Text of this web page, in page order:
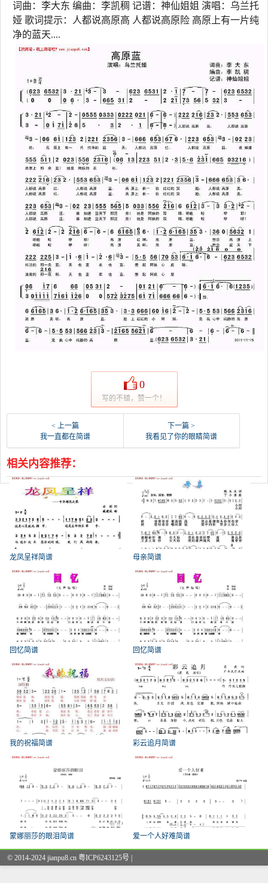
词曲：李大东 编曲：李凯稠 记谱：神仙姐姐 演唱：乌兰托
娅 歌词提示：人都说高原高 人都说高原险 高原上有一片纯
净的蓝天....
0
写的不错，赞一个！
< 上一篇
我一直都在简谱
下一篇 >
我看见了你的眼睛简谱
相关内容推荐：
龙凤呈祥简谱 母亲简谱
回忆简谱 回忆简谱
我的祝福简谱 彩云追月简谱
蒙娜丽莎的眼泪简谱 爱一个人好难简谱
© 2014-2024 jianpu8.cn 粤ICP6243125号 |